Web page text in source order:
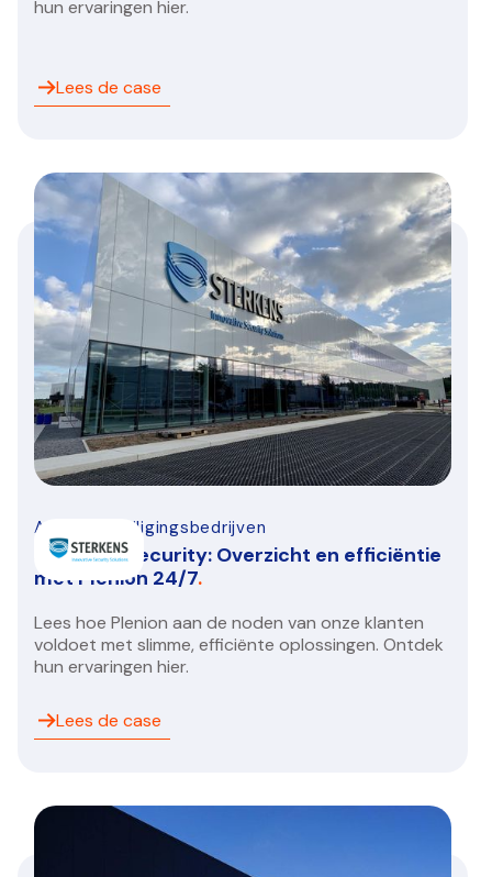
hun ervaringen hier.
Lees de case
Alarm-beveiligingsbedrijven
Sterkens Security: Overzicht en efficiëntie
met Plenion 24/7.
Lees hoe Plenion aan de noden van onze klanten
voldoet met slimme, efficiënte oplossingen. Ontdek
hun ervaringen hier.
Lees de case